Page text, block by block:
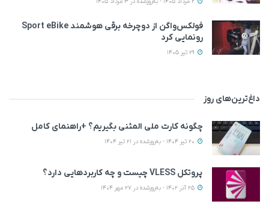
فولکس‌واگن از دوچرخه برقی هوشمند Sport eBike
رونمایی کرد
داغ‌ترین‌های روز
چگونه کارت ملی المثنی بگیریم؟ +راهنمای کامل
پروتکل VLESS چیست و چه کاربردهایی دارد؟